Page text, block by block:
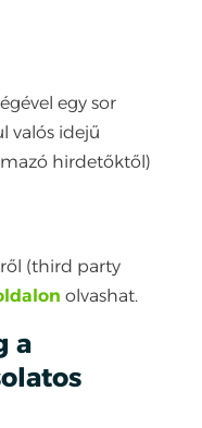
egy sor
valós idejű
hirdetőktől)
(third party
olvashat.
a